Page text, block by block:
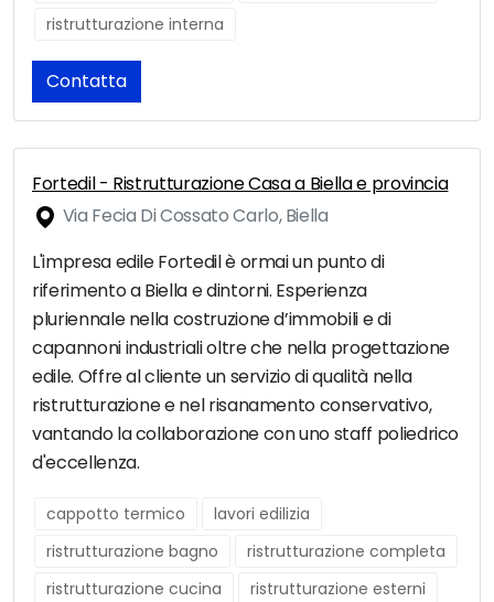
ristrutturazione interna
Contatta
Fortedil - Ristrutturazione Casa a Biella e provincia
Via Fecia Di Cossato Carlo, Biella
L'impresa edile Fortedil è ormai un punto di
riferimento a Biella e dintorni. Esperienza
pluriennale nella costruzione d’immobili e di
capannoni industriali oltre che nella progettazione
edile. Offre al cliente un servizio di qualità nella
ristrutturazione e nel risanamento conservativo,
vantando la collaborazione con uno staff poliedrico
d'eccellenza.
cappotto termico
lavori edilizia
ristrutturazione bagno
ristrutturazione completa
ristrutturazione cucina
ristrutturazione esterni